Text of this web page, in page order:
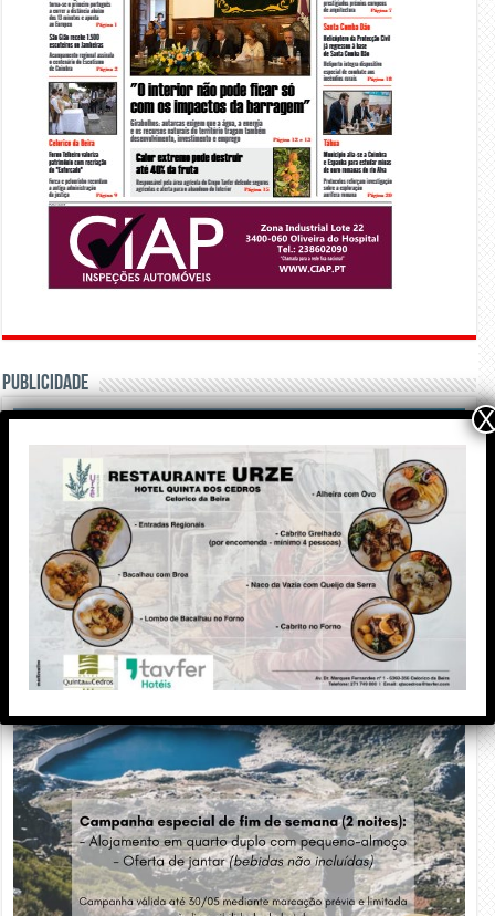
PUBLICIDADE
X